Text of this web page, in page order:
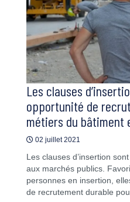
Les clauses
opportunité de
métiers du bâtiment
02 juillet 2021
Les clauses d’insertion
aux marchés publics.
personnes en insertion,
de recrutement durable